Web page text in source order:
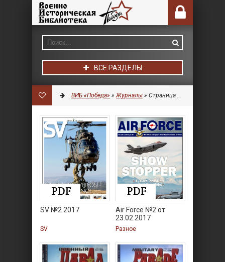
ВСЕ РАЗДЕЛЫ
ВИБ «Победа» »Журналы » Страница 10
SV №2 2017
SV
Air Force №2 от
23.02.2017
Разное